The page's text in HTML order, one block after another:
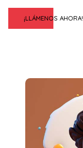
¡LLÁMENOS AHORA!